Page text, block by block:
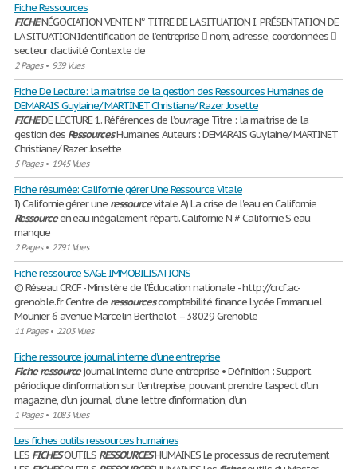
Fiche Ressources
FICHENÉGOCIATION VENTE N° TITRE DE LA SITUATION I. PRÉSENTATION DE
LA SITUATION Identification de l’entreprise  nom, adresse, coordonnées 
secteur d’activité Contexte de
2 Pages• 939 Vues
Fiche De Lecture: la maitrise de la gestion des Ressources Humaines de
DEMARAIS Guylaine/ MARTINET Christiane/ Razer Josette
FICHEDE LECTURE 1. Références de l’ouvrage Titre : la maitrise de la
gestion des RessourcesHumaines Auteurs : DEMARAIS Guylaine/ MARTINET
Christiane/ Razer Josette
5 Pages• 1945 Vues
Fiche résumée: Californie gérer Une Ressource Vitale
I) Californie gérer une ressourcevitale A) La crise de l'eau en Californie
Ressourceen eau inégalement réparti. Californie N # Californie S eau
manque
2 Pages• 2791 Vues
Fiche ressource SAGE IMMOBILISATIONS
© Réseau CRCF - Ministère de l'Éducation nationale - http://crcf.ac-
grenoble.fr Centre de ressourcescomptabilité finance Lycée Emmanuel
Mounier 6 avenue Marcelin Berthelot – 38029 Grenoble
11 Pages• 2203 Vues
Fiche ressource journal interne d’une entreprise
Fiche ressourcejournal interne d’une entreprise • Définition : Support
périodique d’information sur l’entreprise, pouvant prendre l’aspect d’un
magazine, d’un journal, d’une lettre d’information, d’un
1 Pages• 1083 Vues
Les fiches outils ressources humaines
LES FICHESOUTILS RESSOURCESHUMAINES Le processus de recrutement